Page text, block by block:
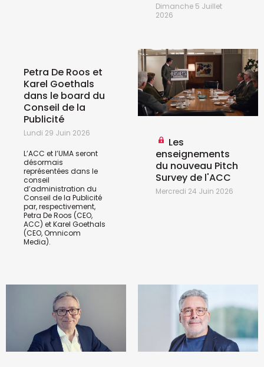
Dimanche 5 Juillet
2026
Petra De Roos et
Karel Goethals
dans le board du
Conseil de la
Publicité
Lundi 29 Juin 2026
L’ACC et l’UMA seront
désormais
représentées dans le
conseil
d’administration du
Conseil de la Publicité
par, respectivement,
Petra De Roos (CEO,
ACC) et Karel Goethals
(CEO, Omnicom
Media).
Les
enseignements
du nouveau Pitch
Survey de l'ACC
Mercredi 24 Juin 2026